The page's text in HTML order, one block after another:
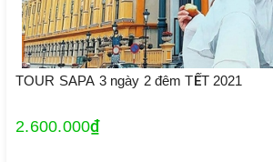
TOUR SAPA 3 ngày 2 đêm TẾT 2021
2.600.000₫